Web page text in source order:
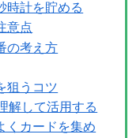
時計を貯める
意点
の考え方
狙うコツ
解して活用する
くカードを集め